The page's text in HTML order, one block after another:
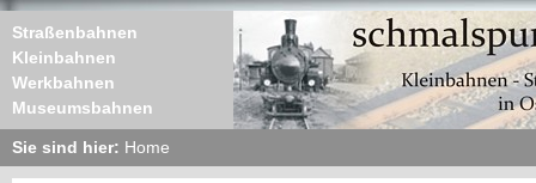
Straßenbahnen
Kleinbahnen
Werkbahnen
Museumsbahnen
Sie sind hier: Home